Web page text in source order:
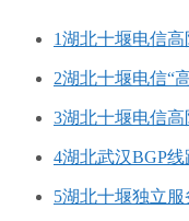
1湖北十堰电信高
2湖北十堰电信“
3湖北十堰电信高
4湖北武汉BGP线
5湖北十堰独立服